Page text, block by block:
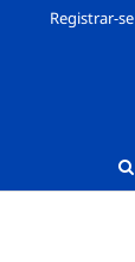
Registrar-se